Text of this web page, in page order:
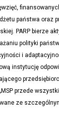
państwa oraz
PARP bierze
polityki
i
instytucję
przede
ze